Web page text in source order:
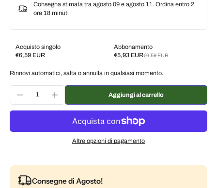
Consegna stimata tra agosto 09 e agosto 11. Ordina entro 2
ore 18 minuti
Acquisto singolo
€6,59 EUR
Abbonamento
€5,93 EUR€6,59 EUR
Subscribe and save
Consegna ogni 3 settimane, 7% di sconto
Consegna ogni mese, 5% di sconto
€6,26 EUR
Rinnovi automatici, salta o annulla in qualsiasi momento.
Aggiungi al carrello
Altre opzioni di pagamento
Consegne di Agosto!